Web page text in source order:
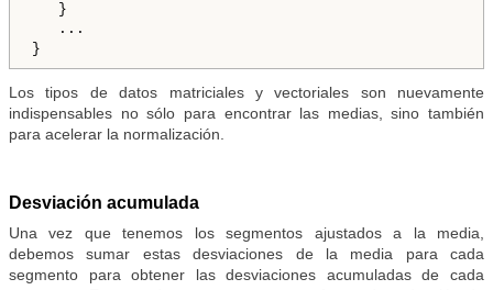
}
...
}
Los tipos de datos matriciales y vectoriales son nuevamente
indispensables no sólo para encontrar las medias, sino también
para acelerar la normalización.
Desviación acumulada
Una vez que tenemos los segmentos ajustados a la media,
debemos sumar estas desviaciones de la media para cada
segmento para obtener las desviaciones acumuladas de cada